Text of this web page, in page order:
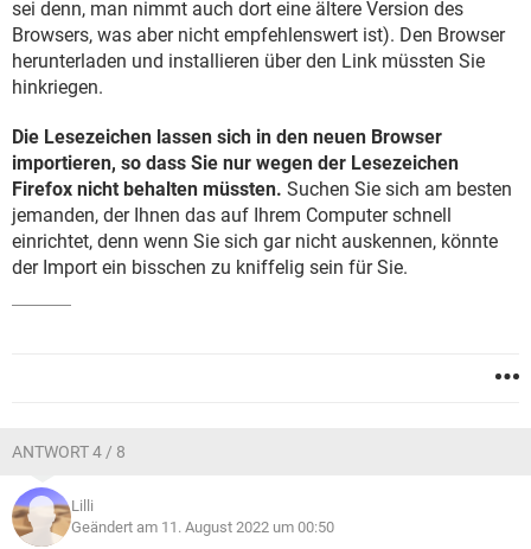
sei denn, man nimmt auch dort eine ältere Version des
Browsers, was aber nicht empfehlenswert ist). Den Browser
herunterladen und installieren über den Link müssten Sie
hinkriegen.
Die Lesezeichen lassen sich in den neuen Browser
importieren, so dass Sie nur wegen der Lesezeichen
Firefox nicht behalten müssten. Suchen Sie sich am besten
jemanden, der Ihnen das auf Ihrem Computer schnell
einrichtet, denn wenn Sie sich gar nicht auskennen, könnte
der Import ein bisschen zu kniffelig sein für Sie.
ANTWORT 4 / 8
Lilli
Geändert am 11. August 2022 um 00:50